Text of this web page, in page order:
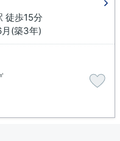
徒歩15分
(築3年)